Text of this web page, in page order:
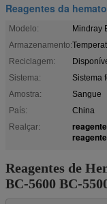
Reagentes da
Modelo:
Mindray
Armazenamento:
Reciclagem:
Sistema:
Sistema
Amostra:
Sangue
País:
China
Realçar:
Reagentes de
BC-5600 BC-